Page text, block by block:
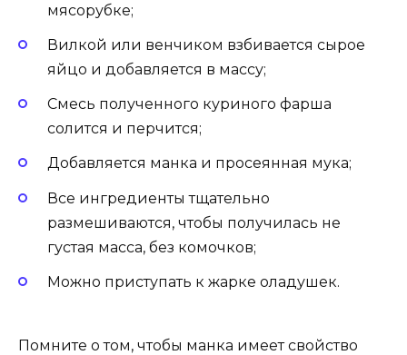
мясорубке;
Вилкой или венчиком взбивается сырое
яйцо и добавляется в массу;
Смесь полученного куриного фарша
солится и перчится;
Добавляется манка и просеянная мука;
Все ингредиенты тщательно
размешиваются, чтобы получилась не
густая масса, без комочков;
Можно приступать к жарке оладушек.
Помните о том, чтобы манка имеет свойство